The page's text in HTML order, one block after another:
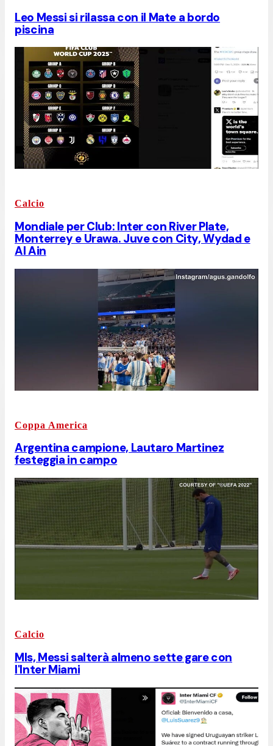
Leo Messi si rilassa con il Mate a bordo
piscina
Calcio
Mondiale per Club: Inter con River Plate,
Monterrey e Urawa. Juve con City, Wydad e
Al Ain
Coppa America
Argentina campione, Lautaro Martinez
festeggia in campo
Calcio
Mls, Messi salterà almeno sette gare con
l'Inter Miami